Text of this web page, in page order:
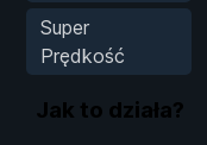
Super
Prędkość
Jak to działa?